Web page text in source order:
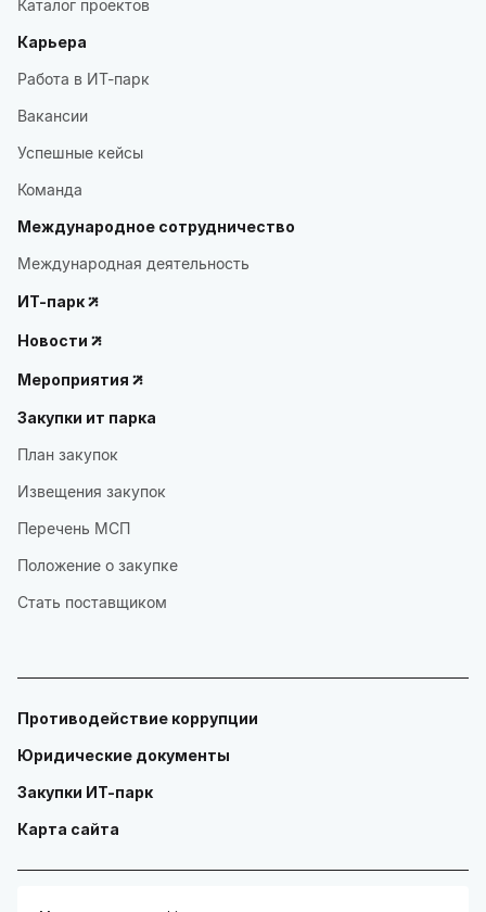
Каталог проектов
Карьера
Работа в ИТ-парк
Вакансии
Успешные кейсы
Команда
Международное сотрудничество
Международная деятельность
ИТ-парк
Новости
Мероприятия
Закупки ит парка
План закупок
Извещения закупок
Перечень МСП
Положение о закупке
Стать поставщиком
Противодействие коррупции
Юридические документы
Закупки ИТ-парк
Карта сайта